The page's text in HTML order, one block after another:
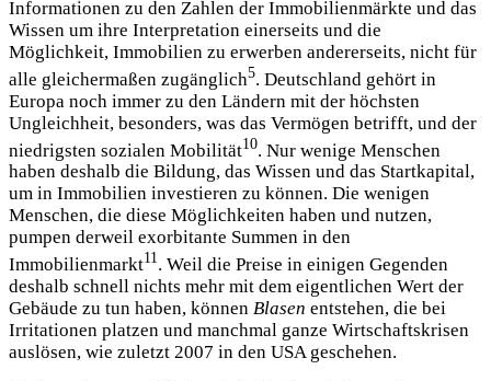
Informationen zu den Zahlen der Immobilienmärkte und das
Wissen um ihre Interpretation einerseits und die
Möglichkeit, Immobilien zu erwerben andererseits, nicht für
alle gleichermaßen zugänglich5. Deutschland gehört in
Europa noch immer zu den Ländern mit der höchsten
Ungleichheit, besonders, was das Vermögen betrifft, und der
niedrigsten sozialen Mobilität10. Nur wenige Menschen
haben deshalb die Bildung, das Wissen und das Startkapital,
um in Immobilien investieren zu können. Die wenigen
Menschen, die diese Möglichkeiten haben und nutzen,
pumpen derweil exorbitante Summen in den
Immobilienmarkt11. Weil die Preise in einigen Gegenden
deshalb schnell nichts mehr mit dem eigentlichen Wert der
Gebäude zu tun haben, können Blasen entstehen, die bei
Irritationen platzen und manchmal ganze Wirtschaftskrisen
auslösen, wie zuletzt 2007 in den USA geschehen.